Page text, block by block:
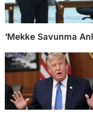
‘Mekke Savunma